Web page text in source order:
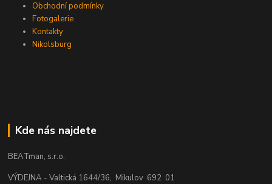
Obchodní podmínky
Fotogalerie
Kontakty
Nikolsburg
Kde nás najdete
BEATman, s.r.o.
VÝDEJNA - Valtická 1644/36, Mikulov 692 01